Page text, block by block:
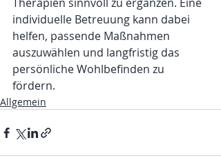
individuelle Betreuung kann dabei
helfen, passende Maßnahmen
auszuwählen und langfristig das
persönliche Wohlbefinden zu
fördern.
Allgemein